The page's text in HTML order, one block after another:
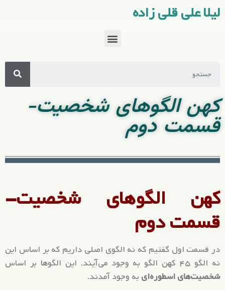
لیلا علی قلی زاده
کهن الگوهای شخصیت-
قسمت دوم
کهن الگوهای شخصیت-
قسمت دوم
در قسمت اول گفتیم که نه الگوی اصلی داریم که بر اساس این
نه الگو ۴۵ کهن الگو به وجود می‌آیند. این الگوها بر اساس
شخصیت‌های اسطوره‌ای به وجود آمدند.